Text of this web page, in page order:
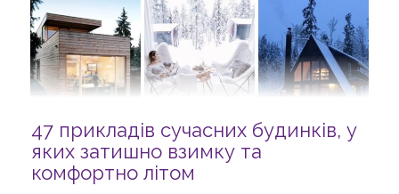
47 прикладів сучасних будинків, у
яких затишно взимку та
комфортно літом